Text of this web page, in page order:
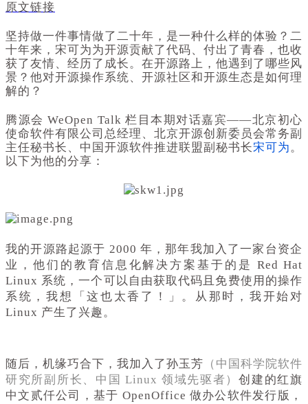
原文链接
坚持做一件事情做了二十年，是一种什么样的体验？ 二
十年来，宋可为为开源贡献了代码、付出了青春，也收
获了友情、经历了成长。在开源路上，他遇到了哪些风
景？他对开源操作系统、开源社区和开源生态是如何理
解的？
腾源会 WeOpen Talk 栏目本期对话嘉宾——北京初心
使命软件有限公司总经理、北京开源创新委员会常务副
主任秘书长、中国开源软件推进联盟副秘书长宋可为。
以下为他的分享：
我的开源路起源于 2000 年，那年我加入了一家台资企
业，他们的教育信息化解决方案基于的是 Red Hat
Linux 系统，一个可以自由获取代码且免费使用的操作
系统，我想「这也太香了！」。从那时，我开始对
Linux 产生了兴趣。
随后，机缘巧合下，我加入了孙玉芳 （中国科学院软件
研究所副所长、中国 Linux 领域先驱者）创建的红旗
中文贰仟公司，基于 OpenOffice 做办公软件发行版，